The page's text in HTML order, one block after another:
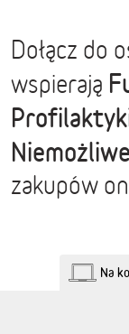
Dołącz do
wspierają
zakupów
Na